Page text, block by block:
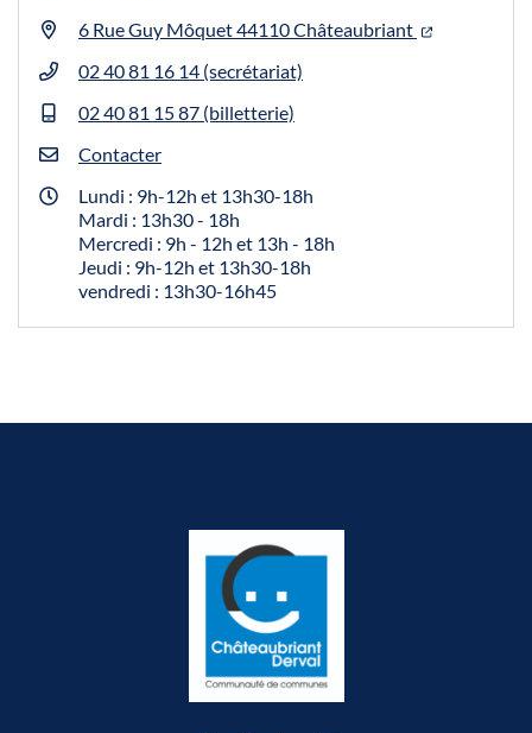
6 Rue Guy Môquet 44110 Châteaubriant
02 40 81 16 14 (secrétariat)
02 40 81 15 87 (billetterie)
Contacter
Lundi : 9h-12h et 13h30-18h
Mardi : 13h30 - 18h
Mercredi : 9h - 12h et 13h - 18h
Jeudi : 9h-12h et 13h30-18h
vendredi : 13h30-16h45